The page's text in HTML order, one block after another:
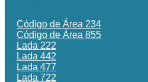
Código de Área 234
Código de Área 855
Lada 222
Lada 442
Lada 477
Lada 722